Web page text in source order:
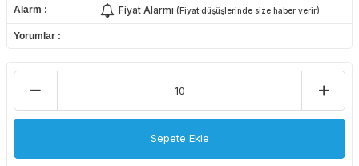
Alarm Fiyat Alarmı (Fiyat düşüşlerinde size haber verir)
Yorumlar
Sepete Ekle